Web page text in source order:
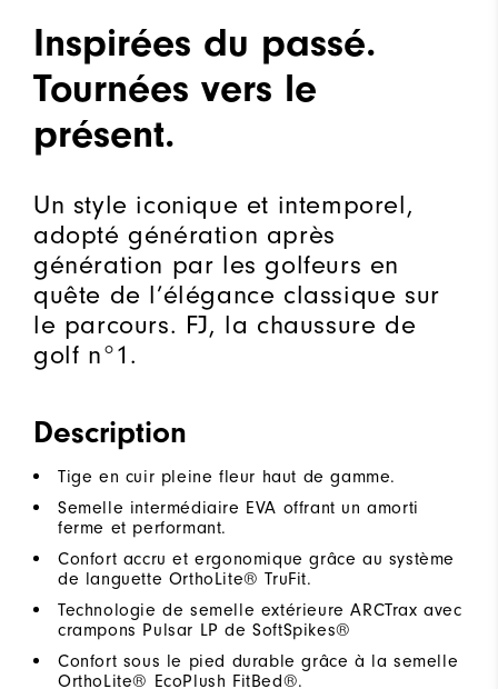
Inspirées du passé.
Tournées vers le
présent.
Un style iconique et intemporel,
adopté génération après
génération par les golfeurs en
quête de l’élégance classique sur
le parcours. FJ, la chaussure de
golf n°1.
Description
Tige en cuir pleine fleur haut de gamme.
Semelle intermédiaire EVA offrant un amorti
ferme et performant.
Confort accru et ergonomique grâce au système
de languette OrthoLite® TruFit.
Technologie de semelle extérieure ARCTrax avec
crampons Pulsar LP de SoftSpikes®
Confort sous le pied durable grâce à la semelle
OrthoLite® EcoPlush FitBed®.